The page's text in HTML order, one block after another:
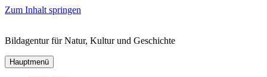
Zum Inhalt springen
Bildagentur für Natur, Kultur und Geschichte
Hauptmenü